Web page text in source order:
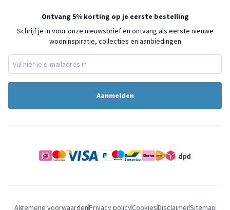
Ontvang 5% korting op je eerste bestelling
Schrijf je in voor onze nieuwsbrief en ontvang als eerste nieuwe
wooninspiratie, collecties en aanbiedingen
Aanmelden
Algemene voorwaardenPrivacy policyCookiesDisclaimerSitemap